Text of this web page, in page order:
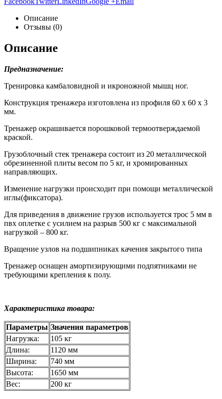
Описание
Отзывы (0)
Описание
Предназначение:
Тренировка камбаловидной и икроножной мышц ног.
Конструкция тренажера изготовлена из профиля 60 х 60 х 3
мм.
Тренажер окрашивается порошковой термоотверждаемой
краской.
Грузоблочный стек тренажера состоит из 20 металлической
обрезиненной плиты весом по 5 кг, и хромированных
направляющих.
Изменение нагрузки происходит при помощи металлической
иглы(фиксатора).
Для приведения в движение грузов используется трос 5 мм в
пвх оплетке с усилием на разрыв 500 кг с максимальной
нагрузкой – 800 кг.
Вращение узлов на подшипниках качения закрытого типа
Тренажер оснащен амортизирующими подпятниками не
требующими крепления к полу.
Характеристика товара:
Параметры Значения параметров
Нагрузка:
105 кг
Длина:
1120 мм
Ширина:
740 мм
Высота:
1650 мм
Вес:
200 кг